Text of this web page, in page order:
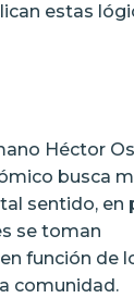
estas
Héctor
busca
sentido, en
se toman
función de
comunidad.